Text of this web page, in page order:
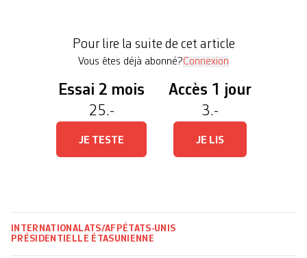
l’Amérique», a déclaré le 45e […]
Pour lire la suite de cet article
Vous êtes déjà abonné?Connexion
Essai 2 mois
25.-
JE TESTE
Accès 1 jour
3.-
JE LIS
INTERNATIONALATS/AFP ÉTATS-UNIS
PRÉSIDENTIELLE ÉTASUNIENNE